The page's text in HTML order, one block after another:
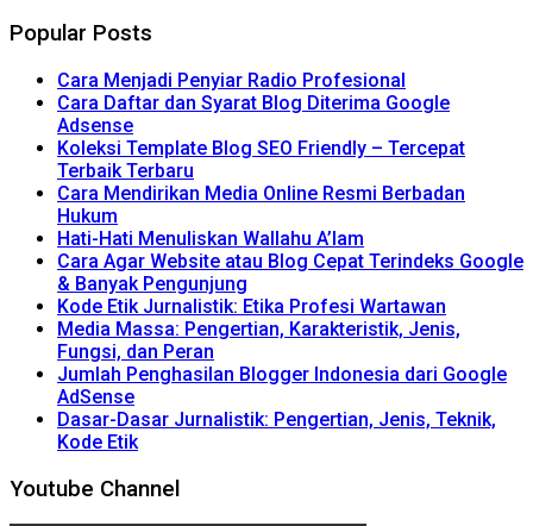
Popular Posts
Cara Menjadi Penyiar Radio Profesional
Cara Daftar dan Syarat Blog Diterima Google
Adsense
Koleksi Template Blog SEO Friendly – Tercepat
Terbaik Terbaru
Cara Mendirikan Media Online Resmi Berbadan
Hukum
Hati-Hati Menuliskan Wallahu A’lam
Cara Agar Website atau Blog Cepat Terindeks Google
& Banyak Pengunjung
Kode Etik Jurnalistik: Etika Profesi Wartawan
Media Massa: Pengertian, Karakteristik, Jenis,
Fungsi, dan Peran
Jumlah Penghasilan Blogger Indonesia dari Google
AdSense
Dasar-Dasar Jurnalistik: Pengertian, Jenis, Teknik,
Kode Etik
Youtube Channel